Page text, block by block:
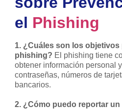
el Phishing
1. ¿Cuáles son los objetivos
phishing? El phishing tiene
obtener información personal
contraseñas, números de
bancarios.
2. ¿Cómo puedo reportar